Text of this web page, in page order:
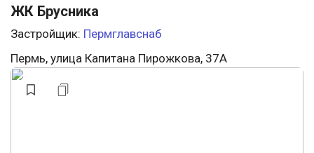
ЖК Брусника
Застройщик: Пермглавснаб
Пермь, улица Капитана Пирожкова, 37А